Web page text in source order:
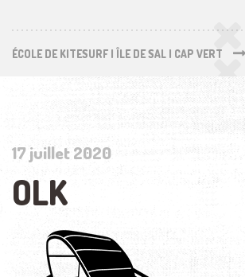
ÉCOLE DE KITESURF | ÎLE DE SAL | CAP VERT
17 juillet 2020
OLK